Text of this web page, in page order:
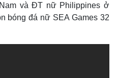
và ĐT nữ Philippines ở
bóng đá nữ SEA Games 32